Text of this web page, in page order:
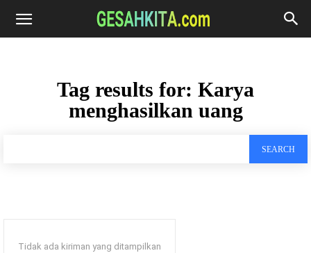
Tag results for: Karya
menghasilkan uang
SEARCH
Tidak ada kiriman yang ditampilkan